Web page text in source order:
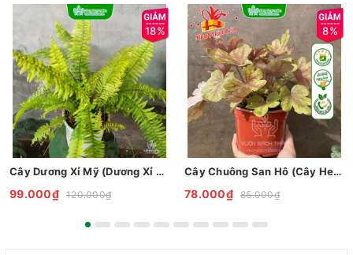
18%
Cây Dương Xỉ Mỹ (Dương Xỉ Vàng)
99.000₫ 120.000₫
8%
Cây Chuông San Hô (Cây Heuchera)
78.000₫ 85.000₫